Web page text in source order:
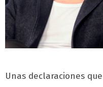
Unas declaraciones